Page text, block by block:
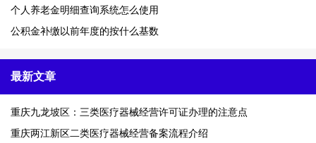
个人养老金明细查询系统怎么使用
公积金补缴以前年度的按什么基数
最新文章
重庆九龙坡区：三类医疗器械经营许可证办理的注意点
重庆两江新区二类医疗器械经营备案流程介绍